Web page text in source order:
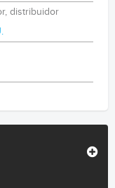
distribuidor